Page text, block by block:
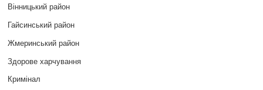
Вінницький район
Гайсинський район
Жмеринський район
Здорове харчування
Кримінал